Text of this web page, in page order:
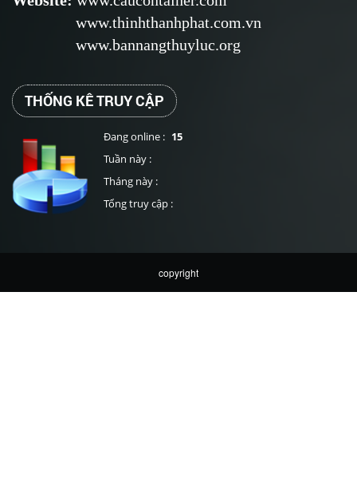
www.thinhthanhphat.com.vn
www.bannangthuyluc.org
THỐNG KÊ TRUY CẬP
Đang online : 15
Tuần này :
Tháng này :
Tổng truy cập :
copyright